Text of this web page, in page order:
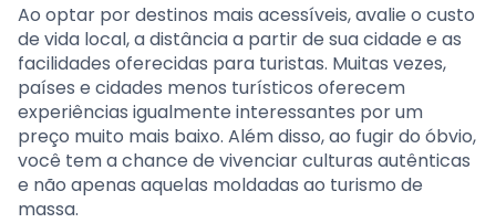
Ao optar por destinos mais acessíveis, avalie o custo
de vida local, a distância a partir de sua cidade e as
facilidades oferecidas para turistas. Muitas vezes,
países e cidades menos turísticos oferecem
experiências igualmente interessantes por um
preço muito mais baixo. Além disso, ao fugir do óbvio,
você tem a chance de vivenciar culturas autênticas
e não apenas aquelas moldadas ao turismo de
massa.